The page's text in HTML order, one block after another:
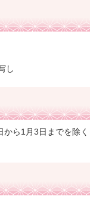
し
ら1月3日までを除く